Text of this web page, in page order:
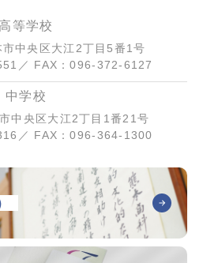
等学校
中央区大江2丁目5番1号
／ FAX：096-372-6127
中学校
中央区大江2丁目1番21号
／ FAX：096-364-1300